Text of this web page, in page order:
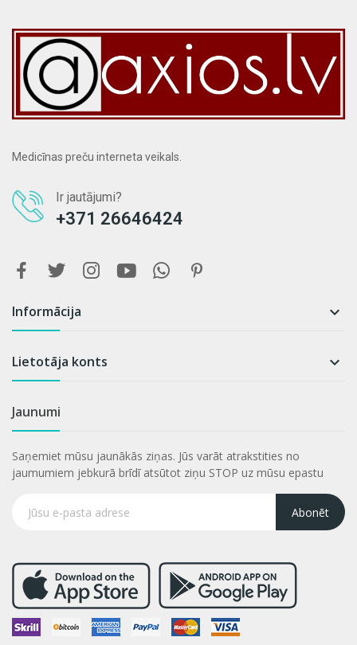
Medicīnas preču interneta veikals.
Ir jautājumi?
+371 26646424
Informācija 
Lietotāja konts 
Jaunumi
Saņemiet mūsu jaunākās ziņas. Jūs varāt atrakstities no
jaumumiem jebkurā brīdī atsūtot ziņu STOP uz mūsu epastu
Abonēt